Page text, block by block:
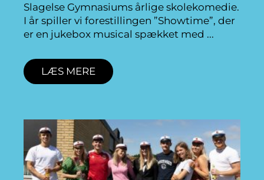
Slagelse Gymnasiums årlige skolekomedie.
I år spiller vi forestillingen ”Showtime”, der
er en jukebox musical spækket med
LÆS MERE